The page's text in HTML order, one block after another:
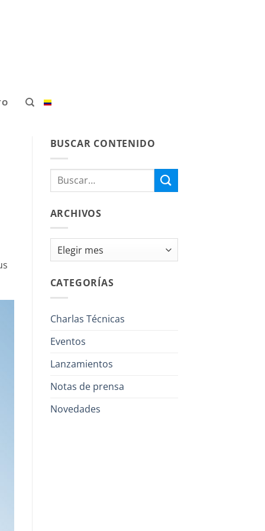
BUSCAR CONTENIDO
ARCHIVOS
Archivos
CATEGORÍAS
Charlas Técnicas
Eventos
Lanzamientos
Notas de prensa
Novedades